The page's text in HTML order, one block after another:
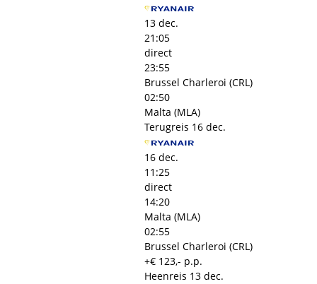
13 dec.
21:05
direct
23:55
Brussel Charleroi (CRL)
02:50
Malta (MLA)
Terugreis 16 dec.
16 dec.
11:25
direct
14:20
Malta (MLA)
02:55
Brussel Charleroi (CRL)
+€ 123,- p.p.
Heenreis 13 dec.